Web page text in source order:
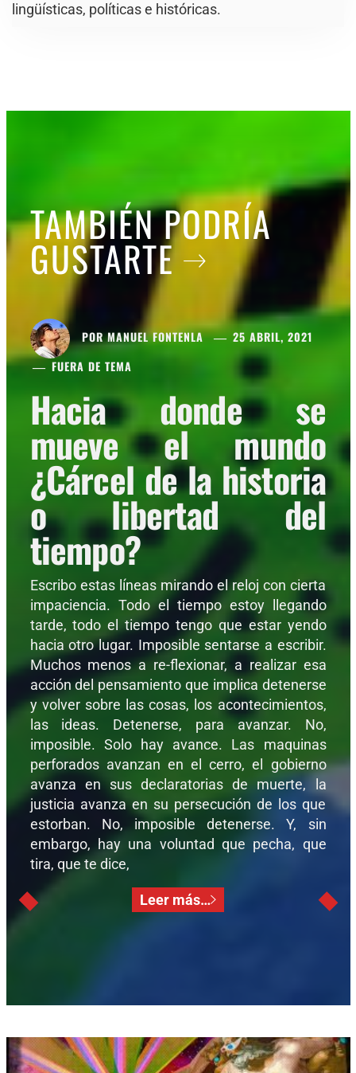
lingüísticas, políticas e históricas.
TAMBIÉN PODRÍA
GUSTARTE
PORMANUEL FONTENLA
25 ABRIL, 2021
FUERA DE TEMA
Hacia donde se
mueve el mundo
¿Cárcel de la historia
o libertad del
tiempo?
Escribo estas líneas mirando el reloj con cierta
impaciencia. Todo el tiempo estoy llegando
tarde, todo el tiempo tengo que estar yendo
hacia otro lugar. Imposible sentarse a escribir.
Muchos menos a re-flexionar, a realizar esa
acción del pensamiento que implica detenerse
y volver sobre las cosas, los acontecimientos,
las ideas. Detenerse, para avanzar. No,
imposible. Solo hay avance. Las maquinas
perforados avanzan en el cerro, el gobierno
avanza en sus declaratorias de muerte, la
justicia avanza en su persecución de los que
estorban. No, imposible detenerse. Y, sin
embargo, hay una voluntad que pecha, que
tira, que te dice,
Leer más…